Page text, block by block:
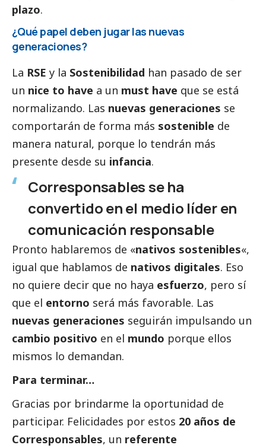
plazo.
¿Qué papel deben jugar las nuevas
generaciones?
La RSE y la Sostenibilidad han pasado de ser
un nice to have a un must have que se está
normalizando. Las nuevas generaciones se
comportarán de forma más sostenible de
manera natural, porque lo tendrán más
presente desde su infancia.
Corresponsables se ha
convertido en el medio líder en
comunicación responsable
Pronto hablaremos de «nativos sostenibles«,
igual que hablamos de nativos digitales. Eso
no quiere decir que no haya esfuerzo, pero sí
que el entorno será más favorable. Las
nuevas generaciones seguirán impulsando un
cambio positivo en el mundo porque ellos
mismos lo demandan.
Para terminar…
Gracias por brindarme la oportunidad de
participar. Felicidades por estos 20 años de
Corresponsables, un referente